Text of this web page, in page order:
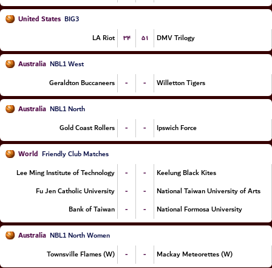
United States BIG3
LA Riot
۳۴ ۵۱ DMV Trilogy
Australia NBL1 West
Geraldton Buccaneers
- - Willetton Tigers
Australia NBL1 North
Gold Coast Rollers
- - Ipswich Force
World Friendly Club Matches
Lee Ming Institute of Technology
- -
Keelung Black Kites
Fu Jen Catholic University
- -
National Taiwan University of Arts
Bank of Taiwan
- - National Formosa University
Australia NBL1 North Women
Townsville Flames (W)
- - Mackay Meteorettes (W)